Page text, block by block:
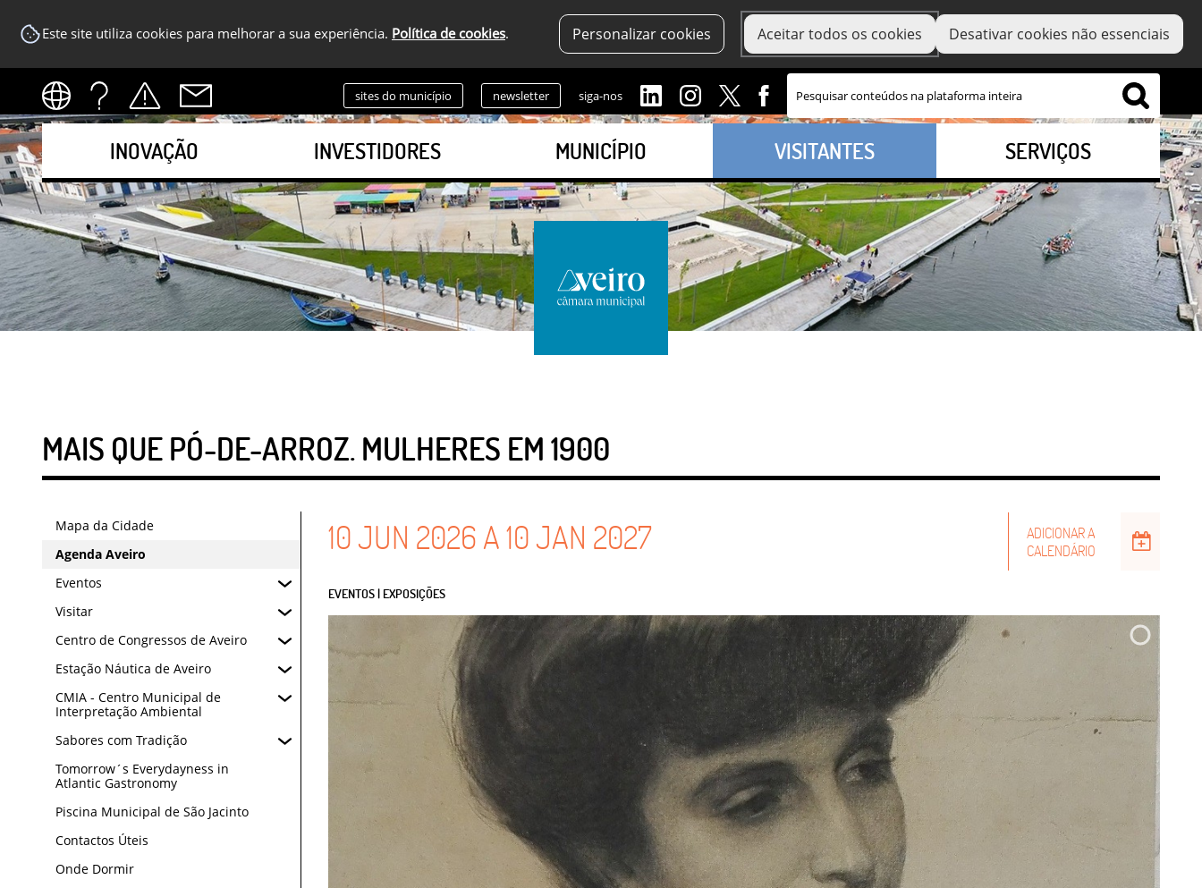
Este site utiliza cookies para melhorar a sua experiência. Política de cookies. Personalizar cookies Aceitar todos os cookies Desativar cookies não essenciais
sites do município newsletter siga-nos
INOVAÇÃO INVESTIDORES MUNICÍPIO VISITANTES SERVIÇOS
MAIS QUE PÓ-DE-ARROZ. MULHERES EM 1900
Mapa da Cidade
Agenda Aveiro
Eventos
Visitar
Centro de Congressos de Aveiro
Estação Náutica de Aveiro
CMIA - Centro Municipal de
Interpretação Ambiental
Sabores com Tradição
Tomorrow´s Everydayness in
Atlantic Gastronomy
Piscina Municipal de São Jacinto
Contactos Úteis
Onde Dormir
10 JUN 2026 A10 JAN 2027
ADICIONAR A
CALENDÁRIO
EVENTOS | EXPOSIÇÕES